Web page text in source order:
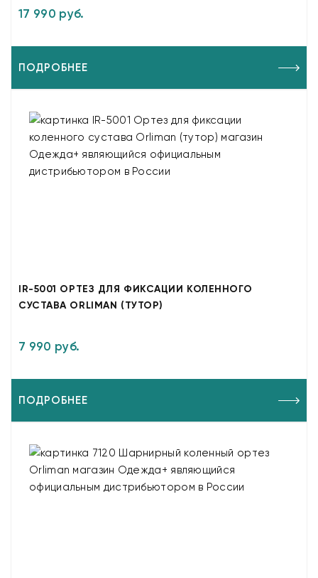
17 990 руб.
ПОДРОБНЕЕ
IR-5001 ОРТЕЗ ДЛЯ ФИКСАЦИИ КОЛЕННОГО
СУСТАВА ORLIMAN (ТУТОР)
7 990 руб.
ПОДРОБНЕЕ